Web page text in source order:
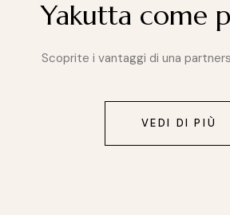
Yakutta come
Scoprite i vantaggi di una
VEDI DI PIÙ